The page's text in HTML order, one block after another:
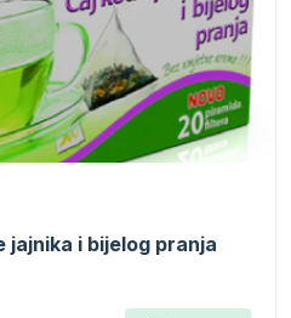
jajnika i bijelog pranja